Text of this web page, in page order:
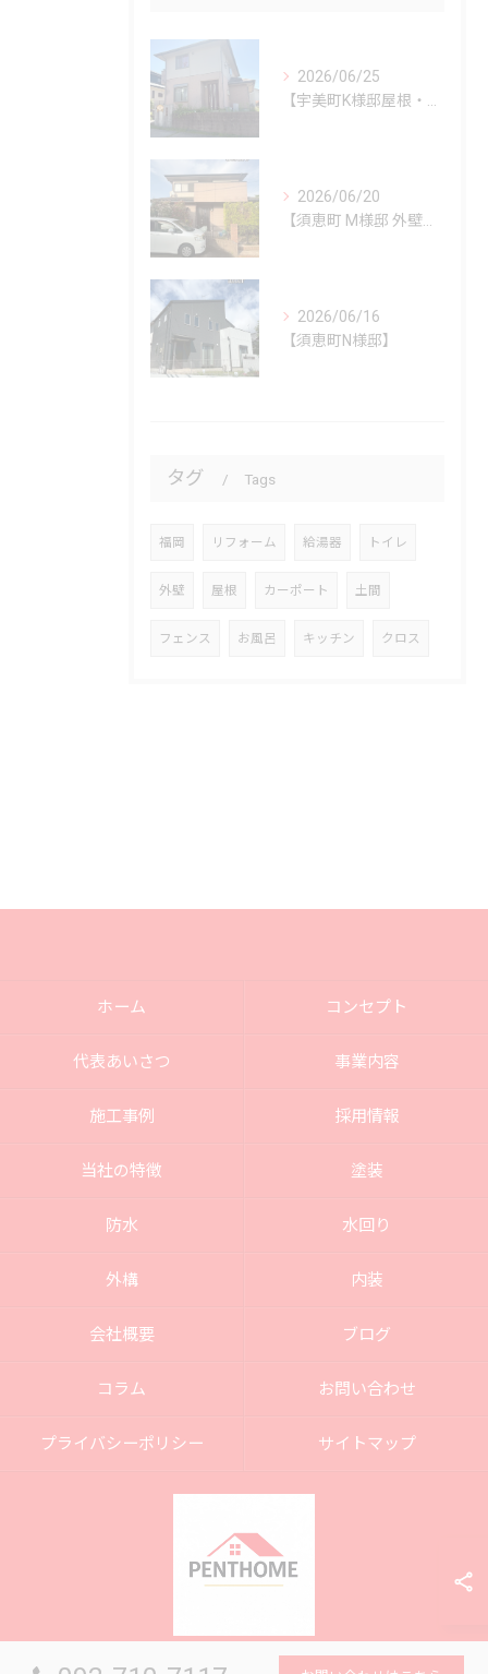
2026/06/25
2026/06/20
2026/06/16
【須恵町N様邸】
タグ Tags
福岡 リフォーム 給湯器 トイレ
外壁 屋根 カーポート 土間
フェンス お風呂 キッチン クロス
ホーム コンセプト
代表あいさつ 事業内容
施工事例 採用情報
当社の特徴 塗装
防水 水回り
外構 内装
会社概要 ブログ
コラム お問い合わせ
プライバシーポリシー サイトマップ